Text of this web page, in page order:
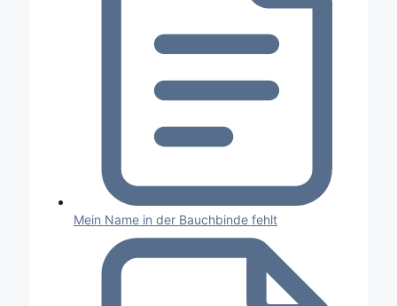
Mein Name in der Bauchbinde fehlt